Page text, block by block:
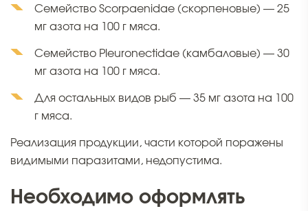
Семейство Scorpaenidae (скорпеновые) — 25
мг азота на 100 г мяса.
Семейство Pleuronectidae (камбаловые) — 30
мг азота на 100 г мяса.
Для остальных видов рыб — 35 мг азота на 100
г мяса.
Реализация продукции, части которой поражены
видимыми паразитами, недопустима.
Необходимо оформлять